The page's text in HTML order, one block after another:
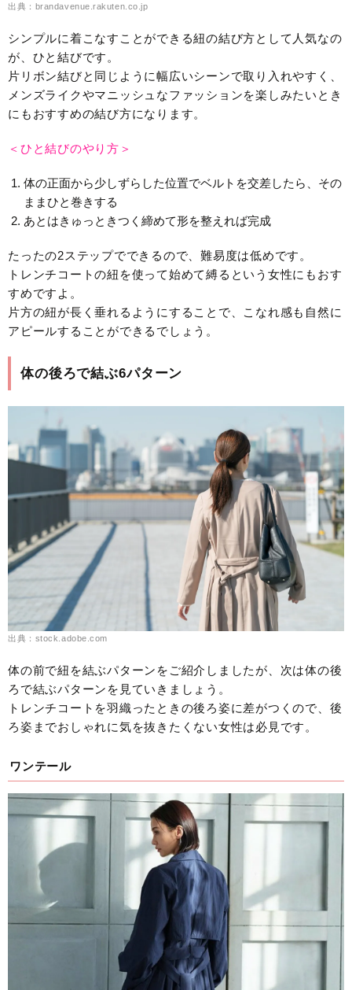
出典：brandavenue.rakuten.co.jp
シンプルに着こなすことができる紐の結び方として人気なの
が、ひと結びです。
片リボン結びと同じように幅広いシーンで取り入れやすく、
メンズライクやマニッシュなファッションを楽しみたいとき
にもおすすめの結び方になります。
＜ひと結びのやり方＞
体の正面から少しずらした位置でベルトを交差したら、その
ままひと巻きする
あとはきゅっときつく締めて形を整えれば完成
たったの2ステップでできるので、難易度は低めです。
トレンチコートの紐を使って始めて縛るという女性にもおす
すめですよ。
片方の紐が長く垂れるようにすることで、こなれ感も自然に
アピールすることができるでしょう。
体の後ろで結ぶ6パターン
出典：stock.adobe.com
体の前で紐を結ぶパターンをご紹介しましたが、次は体の後
ろで結ぶパターンを見ていきましょう。
トレンチコートを羽織ったときの後ろ姿に差がつくので、後
ろ姿までおしゃれに気を抜きたくない女性は必見です。
ワンテール